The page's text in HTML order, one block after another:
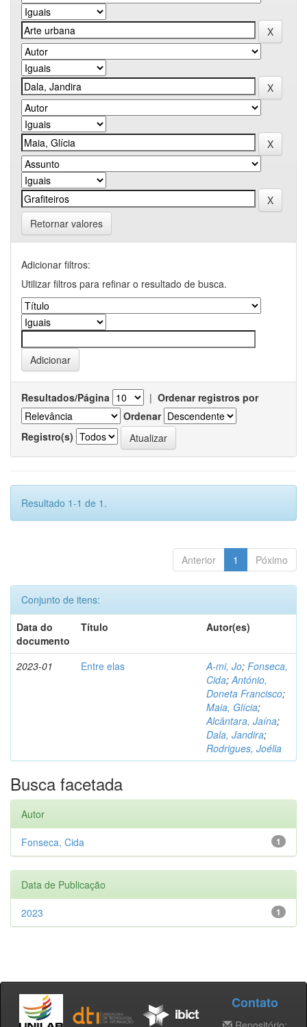
Retornar valores
Adicionar filtros:
Utilizar filtros para refinar o resultado de busca.
Resultados/Página | Ordenar registros por
Ordenar
Registro(s)
Resultado 1-1 de 1.
Anterior 1 Póximo
Conjunto de itens:
Data do
documento
Título Autor(es)
2023-01 Entre elas A-mi, Jo; Fonseca,
Cida;António,
Doneta Francisco;
Maia, Glícia;
Alcântara, Jaína;
Dala, Jandira;
Rodrigues, Joélia
Busca facetada
Autor
1
Fonseca, Cida
Data de Publicação
1
2023
Contato